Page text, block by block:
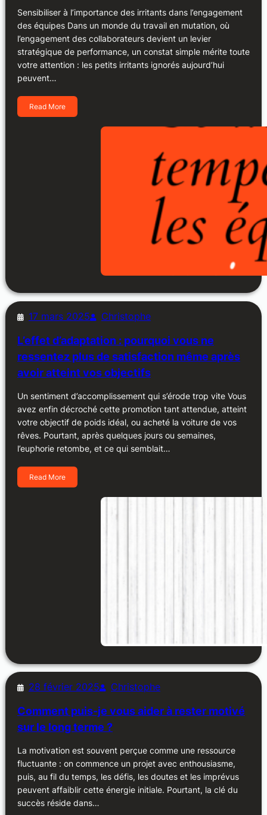
Sensibiliser à l’importance des irritants dans l’engagement
des équipes Dans un monde du travail en mutation, où
l’engagement des collaborateurs devient un levier
stratégique de performance, un constat simple mérite toute
votre attention : les petits irritants ignorés aujourd’hui
peuvent…
Read More
17 mars 2025 Christophe
L’effet d’adaptation : pourquoi vous ne
ressentez plus de satisfaction même après
avoir atteint vos objectifs
Un sentiment d’accomplissement qui s’érode trop vite Vous
avez enfin décroché cette promotion tant attendue, atteint
votre objectif de poids idéal, ou acheté la voiture de vos
rêves. Pourtant, après quelques jours ou semaines,
l’euphorie retombe, et ce qui semblait…
Read More
28 février 2025 Christophe
Comment puis-je vous aider à rester motivé
sur le long terme ?
La motivation est souvent perçue comme une ressource
fluctuante : on commence un projet avec enthousiasme,
puis, au fil du temps, les défis, les doutes et les imprévus
peuvent affaiblir cette énergie initiale. Pourtant, la clé du
succès réside dans…